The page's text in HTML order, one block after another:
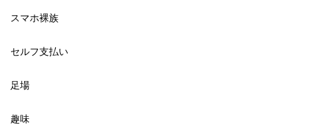
スマホ裸族
セルフ支払い
足場
趣味